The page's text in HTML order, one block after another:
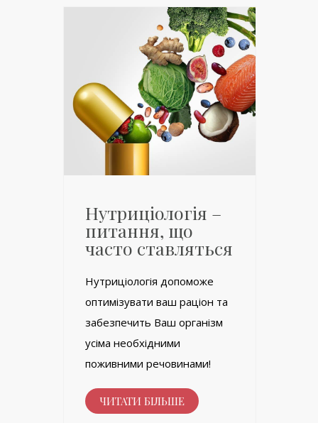
Нутриціологія –
питання, що
часто ставляться
Нутриціологія допоможе
оптимізувати ваш раціон та
забезпечить Ваш організм
усіма необхідними
поживними речовинами!
ЧИТАТИ БІЛЬШЕ